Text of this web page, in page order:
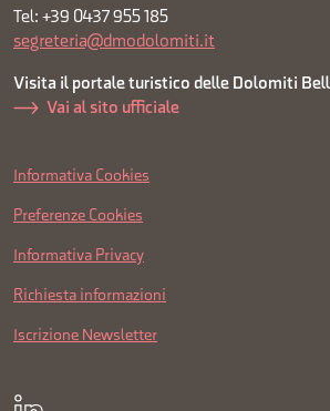
Tel: +39 0437 955 185
segreteria@dmodolomiti.it
Visita il portale turistico delle Dolomiti
Vai al sito ufficiale
Informativa Cookies
Preferenze Cookies
Informativa Privacy
Richiesta informazioni
Iscrizione Newsletter